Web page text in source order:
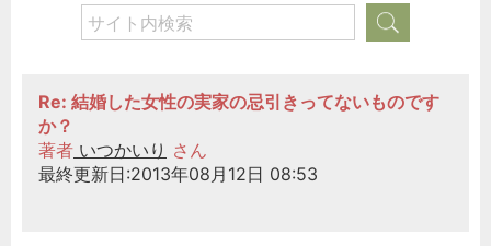
Re: 結婚した女性の実家の忌引きってないものです
か？
著者 いつかいり さん
最終更新日:2013年08月12日 08:53